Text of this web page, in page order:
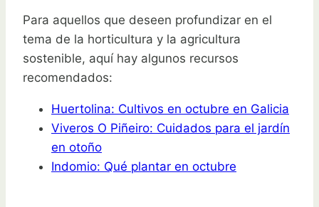
Para aquellos que deseen profundizar en el
tema de la horticultura y la agricultura
sostenible, aquí hay algunos recursos
recomendados:
Huertolina: Cultivos en octubre en Galicia
Viveros O Piñeiro: Cuidados para el jardín
en otoño
Indomio: Qué plantar en octubre